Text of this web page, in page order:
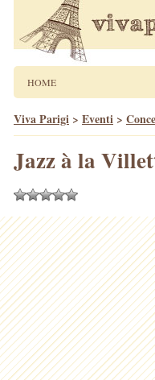
HOME
Viva Parigi > Eventi >
Jazz à la